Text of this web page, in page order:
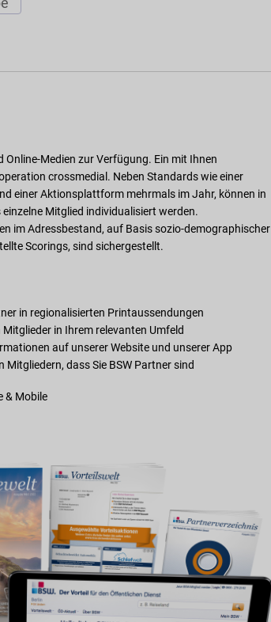
Online-Medien zur Verfügung. Ein mit Ihnen
crossmedial. Neben Standards wie einer
einer Aktionsplattform mehrmals im Jahr, können in
Mitglied individualisiert werden.
im Adressbestand, auf Basis sozio-demographischer
Scorings, sind sichergestellt.
in regionalisierten Printaussendungen
in Ihrem relevanten Umfeld
auf unserer Website und unserer App
Mitgliedern, dass Sie BSW Partner sind
& Mobile